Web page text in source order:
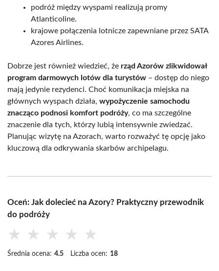
podróż między wyspami realizują promy
Atlanticoline.
krajowe połączenia lotnicze zapewniane przez SATA
Azores Airlines.
Dobrze jest również wiedzieć, że rząd Azorów zlikwidował
program darmowych lotów dla turystów – dostęp do niego
mają jedynie rezydenci. Choć komunikacja miejska na
głównych wyspach działa, wypożyczenie samochodu
znacząco podnosi komfort podróży, co ma szczególne
znaczenie dla tych, którzy lubią intensywnie zwiedzać.
Planując wizytę na Azorach, warto rozważyć tę opcję jako
kluczową dla odkrywania skarbów archipelagu.
Oceń: Jak dolecieć na Azory? Praktyczny przewodnik
do podróży
★ ★ ★ ★ ★
Średnia ocena: 4.5 Liczba ocen: 18